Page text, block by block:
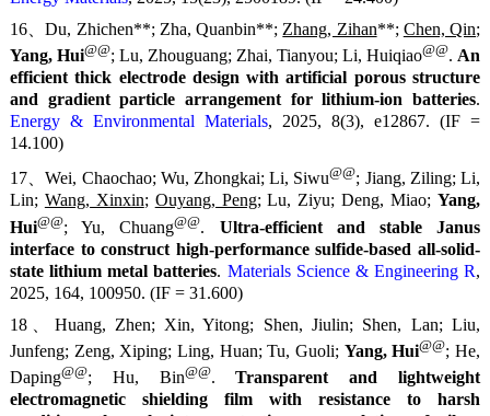
16、Du, Zhichen**; Zha, Quanbin**; Zhang, Zihan**; Chen, Qin;
Yang, Hui@@; Lu, Zhouguang; Zhai, Tianyou; Li, Huiqiao@@. An
efficient thick electrode design with artificial porous structure
and gradient particle arrangement for lithium-ion batteries.
Energy & Environmental Materials, 2025, 8(3), e12867. (IF =
14.100)
17、Wei, Chaochao; Wu, Zhongkai; Li, Siwu@@; Jiang, Ziling; Li,
Lin; Wang, Xinxin; Ouyang, Peng; Lu, Ziyu; Deng, Miao;Yang,
Hui@@; Yu, Chuang@@. Ultra-efficient and stable Janus
interface to construct high-performance sulfide-based all-solid-
state lithium metal batteries. Materials Science & Engineering R,
2025, 164, 100950. (IF = 31.600)
18、Huang, Zhen; Xin, Yitong; Shen, Jiulin; Shen, Lan; Liu,
Junfeng; Zeng, Xiping; Ling, Huan; Tu, Guoli; Yang, Hui@@; He,
Daping@@; Hu, Bin@@.Transparent and lightweight
electromagnetic shielding film with resistance to harsh